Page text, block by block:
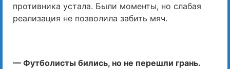
противника устала. Были моменты, но слабая
реализация не позволила забить мяч.
— Футболисты бились, но не перешли грань.